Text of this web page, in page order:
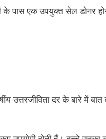
पास एक उपयुक्त सेल डोनर
उत्तरजीविता दर के बारे में